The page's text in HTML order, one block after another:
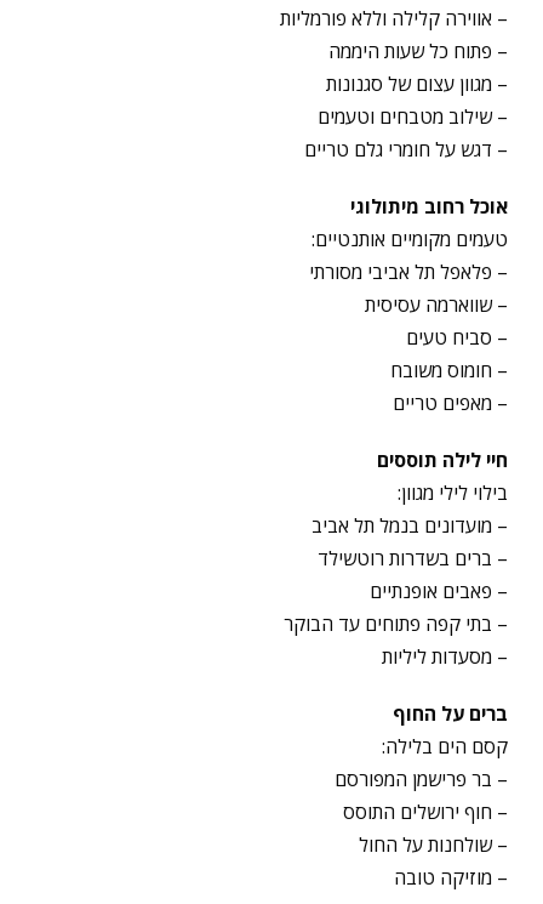
– אווירה קלילה וללא פורמליות
– פתוח כל שעות היממה
– מגוון עצום של סגנונות
– שילוב מטבחים וטעמים
– דגש על חומרי גלם טריים
אוכל רחוב מיתולוגי
טעמים מקומיים אותנטיים:
– פלאפל תל אביבי מסורתי
– שווארמה עסיסית
– סביח טעים
– חומוס משובח
– מאפים טריים
חיי לילה תוססים
בילוי לילי מגוון:
– מועדונים בנמל תל אביב
– ברים בשדרות רוטשילד
– פאבים אופנתיים
– בתי קפה פתוחים עד הבוקר
– מסעדות ליליות
ברים על החוף
קסם הים בלילה:
– בר פרישמן המפורסם
– חוף ירושלים התוסס
– שולחנות על החול
– מוזיקה טובה